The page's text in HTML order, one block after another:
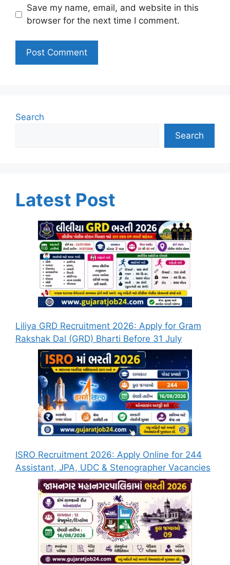
Save my name, email, and website in this
browser for the next time I comment.
Search
Search
Latest Post
Liliya GRD Recruitment 2026: Apply for Gram
Rakshak Dal (GRD) Bharti Before 31 July
ISRO Recruitment 2026: Apply Online for 244
Assistant, JPA, UDC & Stenographer Vacancies